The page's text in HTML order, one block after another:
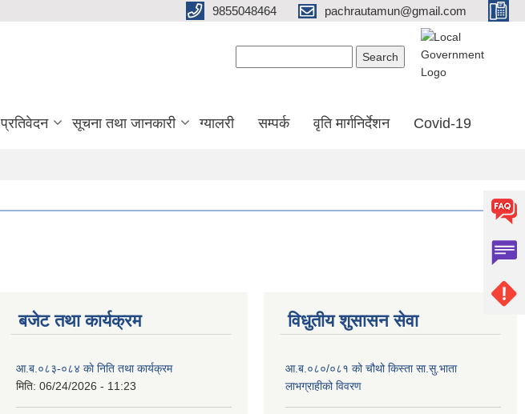
9855048464 pachrautamun@gmail.com
प्रतिवेदन सूचना तथा जानकारी ग्यालरी सम्पर्क वृति मार्गनिर्देशन Covid-19
बजेट तथा कार्यक्रम
आ.ब.०८३-०८४ काे निति तथा कार्यक्रम
मिति: 06/24/2026 - 11:23
विधुतीय शुसासन सेवा
आ.ब.०८०/०८१ को चौथो किस्ता सा.सु.भाता
लाभग्राहीको विवरण